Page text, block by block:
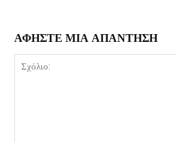
ΑΦΗΣΤΕ ΜΙΑ ΑΠΑΝΤΗΣΗ